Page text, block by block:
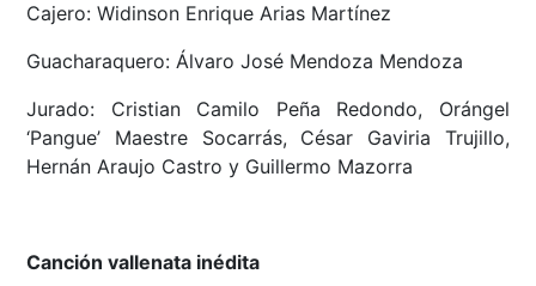
Cajero: Widinson Enrique Arias Martínez
Guacharaquero: Álvaro José Mendoza Mendoza
Jurado: Cristian Camilo Peña Redondo, Orángel
‘Pangue’ Maestre Socarrás, César Gaviria Trujillo,
Hernán Araujo Castro y Guillermo Mazorra
Canción vallenata inédita